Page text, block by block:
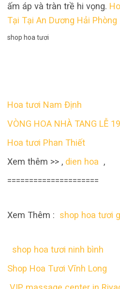
ấm áp và tràn trề hi vọng.
Tại Tại An Dương Hải Phòng
shop hoa tươi
Hoa tươi Nam Định
VÒNG HOA NHÀ TANG LỄ
Hoa tươi Phan Thiết
Xem thêm >> , dien hoa ,
=====================
Xem Thêm : shop hoa tươi
shop hoa tươi ninh bình
Shop Hoa Tươi Vĩnh Long